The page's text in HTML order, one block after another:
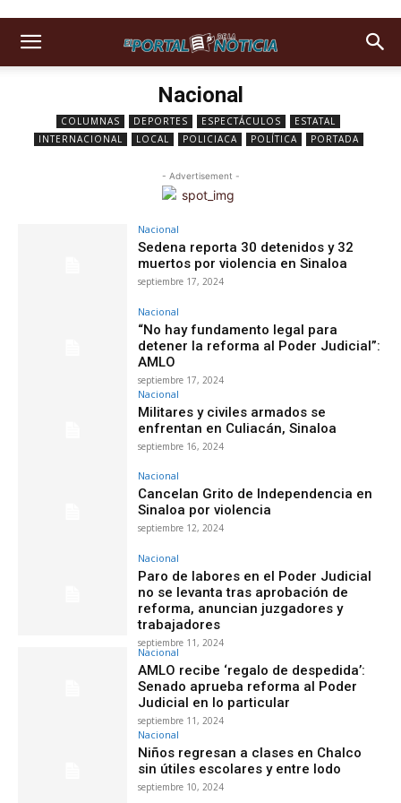
Nacional
COLUMNAS DEPORTES ESPECTÁCULOS
ESTATAL
INTERNACIONAL
LOCAL POLICIACA POLÍTICA PORTADA
- Advertisement -
Nacional
Sedena reporta 30 detenidos y 32
muertos por violencia en Sinaloa
septiembre 17, 2024
Nacional
“No hay fundamento legal para
detener la reforma al Poder Judicial”:
AMLO
septiembre 17, 2024
Nacional
Militares y civiles armados se
enfrentan en Culiacán, Sinaloa
septiembre 16, 2024
Nacional
Cancelan Grito de Independencia en
Sinaloa por violencia
septiembre 12, 2024
Nacional
Paro de labores en el Poder Judicial
no se levanta tras aprobación de
reforma, anuncian juzgadores y
trabajadores
septiembre 11, 2024
Nacional
AMLO recibe ‘regalo de despedida’:
Senado aprueba reforma al Poder
Judicial en lo particular
septiembre 11, 2024
Nacional
Niños regresan a clases en Chalco
sin útiles escolares y entre lodo
septiembre 10, 2024